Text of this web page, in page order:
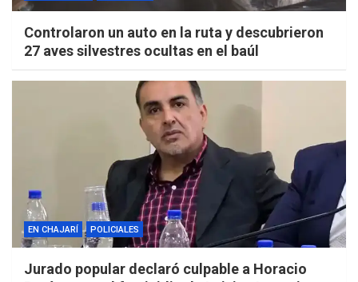
Controlaron un auto en la ruta y descubrieron
27 aves silvestres ocultas en el baúl
EN CHAJARÍ POLICIALES
Jurado popular declaró culpable a Horacio